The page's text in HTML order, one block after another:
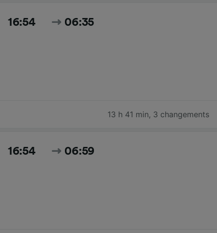
16:54 06:35
13 h 41 min, 3 changements
16:54 06:59